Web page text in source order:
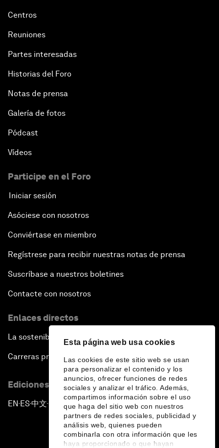
Esta página web usa cookies
Las cookies de este sitio web se usan
para personalizar el contenido y los
anuncios, ofrecer funciones de redes
sociales y analizar el tráfico. Además,
compartimos información sobre el uso
que haga del sitio web con nuestros
partners de redes sociales, publicidad y
análisis web, quienes pueden
combinarla con otra información que les
haya proporcionado o que hayan
Centros
Reuniones
Partes interesadas
Historias del Foro
Notas de prensa
Galería de fotos
Pódcast
Vídeos
Participe en el Foro
Iniciar sesión
Asóciese con nosotros
Conviértase en miembro
Regístrese para recibir nuestras notas de prensa
Suscríbase a nuestros boletines
Contacte con nosotros
Enlaces directos
La sostenibilidad en el Foro
Carreras profesionales
Ediciones en otros idiomas
EN ▪ES▪中文▪ 日本語